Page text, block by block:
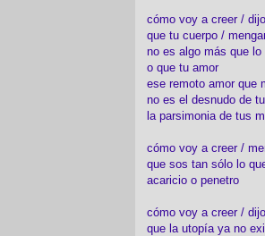
cómo voy a creer /
que tu cuerpo /
no es algo más que lo
o que tu amor
ese remoto amor que
no es el desnudo de
la parsimonia de tus
cómo voy a creer /
que sos tan sólo lo
acaricio o penetro
cómo voy a creer /
que la utopía ya no